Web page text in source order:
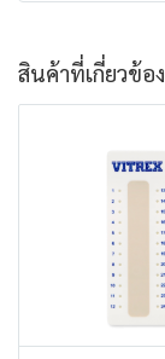
สินค้าที่เกี่ยวข้อง